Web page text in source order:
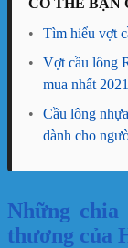
•
Tìm hiểu vợt
•
Vợt cầu lông
mua nhất 2021
•
Cầu lông
dành cho
Những chia
thương của